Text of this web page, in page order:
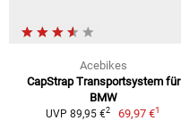
Acebikes
CapStrap Transportsystem für
BMW
UVP 89,95 €2 69,97 €1